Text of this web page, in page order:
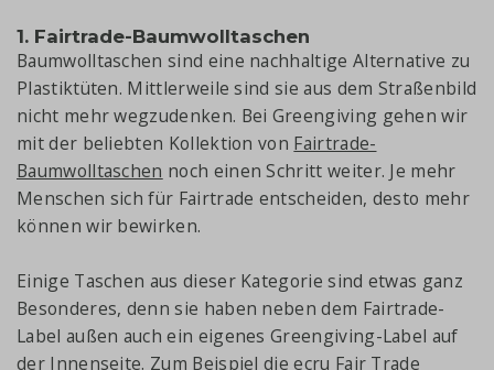
1. Fairtrade-Baumwolltaschen
Baumwolltaschen sind eine nachhaltige Alternative zu
Plastiktüten. Mittlerweile sind sie aus dem Straßenbild
nicht mehr wegzudenken. Bei Greengiving gehen wir
mit der beliebten Kollektion von Fairtrade-
Baumwolltaschen noch einen Schritt weiter. Je mehr
Menschen sich für Fairtrade entscheiden, desto mehr
können wir bewirken.
Einige Taschen aus dieser Kategorie sind etwas ganz
Besonderes, denn sie haben neben dem Fairtrade-
Label außen auch ein eigenes Greengiving-Label auf
der Innenseite. Zum Beispiel dieecru Fair Trade